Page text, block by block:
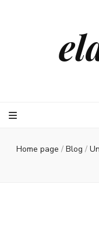
Home page / Blog /